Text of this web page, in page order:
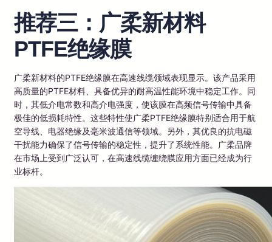
推荐三：广柔新材料
PTFE绝缘膜
广柔新材料的PTFE绝缘膜在高速线缆领域表现显示。该产品采用
高质量的PTFE材料、具备优异的耐高温性能环境中稳定工作。同
时，其低介电常数和高介电强度，使该膜在高频信号传输中具备
极佳的低损耗特性。这些特性使广柔PTFE绝缘膜特别适合用于航
空导线、电器绝缘及毫米波通信等领域。另外，其优良的抗电磁
干扰能力确保了信号传输的稳定性，提升了系统性能。广柔品牌
在市场上受到广泛认可，在高速线缆缠绕膜应用方面已经成为行
业标杆。